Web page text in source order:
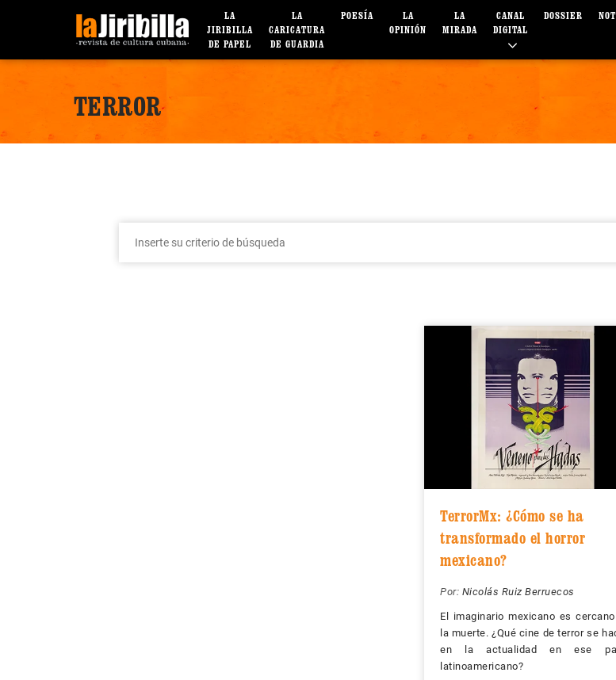
LA
JIRIBILLA
DE PAPEL
LA
CARICATURA
DE GUARDIA
POESÍA
LA
OPINIÓN
LA
MIRADA
CANAL
DIGITAL
DOSSIER
TERROR
TerrorMx: ¿Cómo se ha
transformado el horror
mexicano?
Por: Nicolás Ruiz Berruecos
El imaginario mexicano es
la muerte. ¿Qué cine de terror se
en la actualidad en ese
latinoamericano?